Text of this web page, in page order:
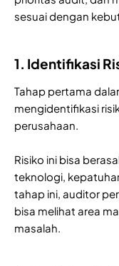
sesuai dengan
1. Identifikasi
Tahap pertama
mengidentifikasi
perusahaan.
Risiko ini bisa
teknologi,
tahap ini, auditor
bisa melihat area
masalah.